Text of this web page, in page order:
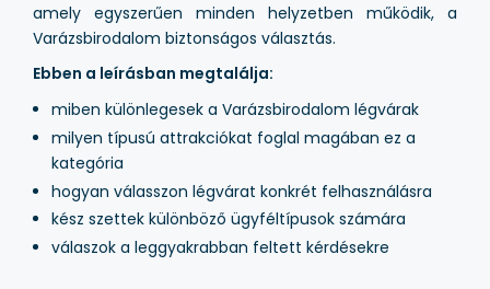
amely egyszerűen minden helyzetben működik, a
Varázsbirodalom biztonságos választás.
Ebben a leírásban megtalálja:
miben különlegesek a Varázsbirodalom légvárak
milyen típusú attrakciókat foglal magában ez a
kategória
hogyan válasszon légvárat konkrét felhasználásra
kész szettek különböző ügyféltípusok számára
válaszok a leggyakrabban feltett kérdésekre